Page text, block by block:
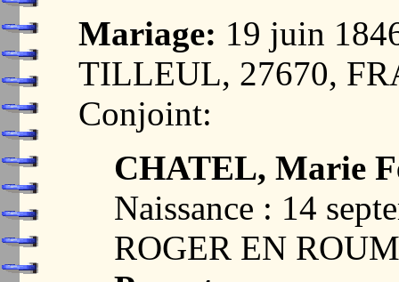
Mariage: 19 juin
TILLEUL, 27670,
Conjoint:
CHATEL, Marie
Naissance : 14
ROGER EN